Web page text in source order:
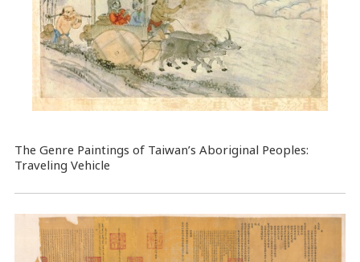
The Genre Paintings of Taiwan’s Aboriginal Peoples:
Traveling Vehicle